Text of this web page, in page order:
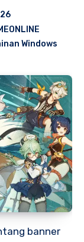
Windows
banner